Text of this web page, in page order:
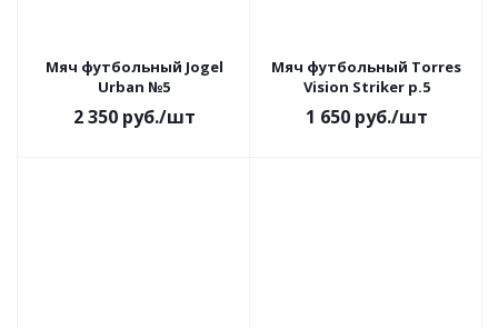
Мяч футбольный Jogel
Urban №5
2 350руб./шт
Мяч футбольный Torres
Vision Striker р.5
1 650руб./шт